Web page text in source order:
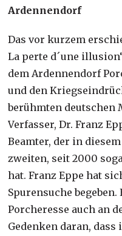
Ardennendorf
Das vor kurzem
La perte d´une
dem Ardennendorf
und den
berühmten deutschen
Verfasser, Dr. Franz
Beamter, der in
zweiten, seit 2000
hat. Franz Eppe hat
Spurensuche
Porcheresse auch an
Gedenken daran,